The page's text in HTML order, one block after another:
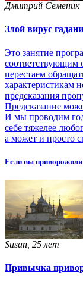
Дмитрий Семеник
Злой вирус
Это занятие
соответствующим
перестаем
характеристикам
предсказания
Предсказание
И мы проводим
себе тяжелее
а может и просто
Если вы
Susan, 25 лет
Привычка